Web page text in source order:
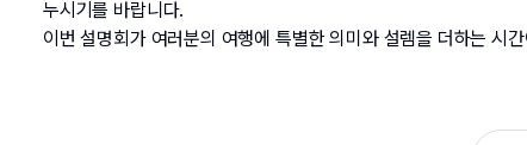
누시기를 바랍니다.
이번 설명회가 여러분의 여행에 특별한 의미와 설렘을 더하는 시